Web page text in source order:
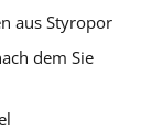
aus Styropor
dem Sie